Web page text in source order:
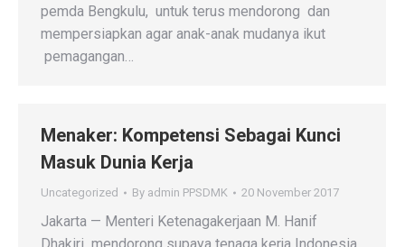
pemda Bengkulu, untuk terus mendorong dan
mempersiapkan agar anak-anak mudanya ikut
pemagangan…
Menaker: Kompetensi Sebagai Kunci
Masuk Dunia Kerja
Uncategorized By admin PPSDMK 20 November 2017
Jakarta — Menteri Ketenagakerjaan M. Hanif